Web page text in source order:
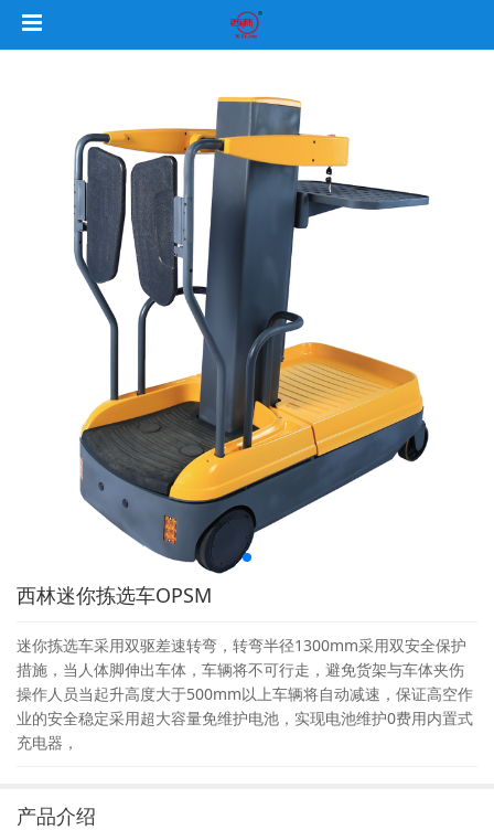
西林迷你拣选车OPSM
迷你拣选车采用双驱差速转弯，转弯半径1300mm采用双安全保护
措施，当人体脚伸出车体，车辆将不可行走，避免货架与车体夹伤
操作人员当起升高度大于500mm以上车辆将自动减速，保证高空作
业的安全稳定采用超大容量免维护电池，实现电池维护0费用内置式
充电器，
产品介绍